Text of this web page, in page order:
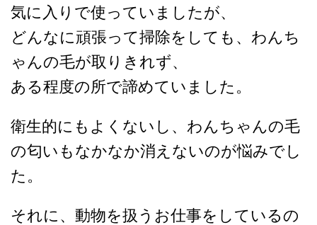
気に入りで使っていましたが、
どんなに頑張って掃除をしても、わんち
ゃんの毛が取りきれず、
ある程度の所で諦めていました。
衛生的にもよくないし、わんちゃんの毛
の匂いもなかなか消えないのが悩みでし
た。
それに、動物を扱うお仕事をしているの